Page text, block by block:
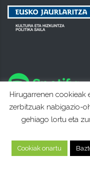
Hirugarrenen cookieak
zerbitzuak nabigazio-
gehiago lortu eta
Cookiak onartu